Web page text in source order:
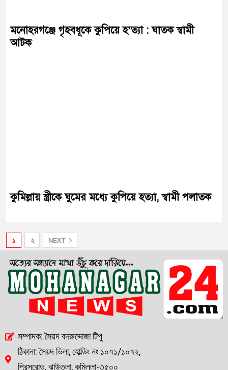
মনোহরগঞ্জে গৃহবধূকে কুপিয়ে হ’ত্যা : ঘাতক স্বামী
আটক
কুমিল্লায় স্ত্রীকে ঘুমের মধ্যে কুপিয়ে হত্যা, স্বামী পলাতক
১ ২ NEXT
সম্পাদক: সৈয়দ বদরুদ্দোজা টিপু
ঠিকানা: সৈয়দ ভিলা, হোল্ডিং নং ১০৭১/১০৭২,
প্রিন্সরোড, ঝাউতলা, কুমিল্লা-৩৫০০